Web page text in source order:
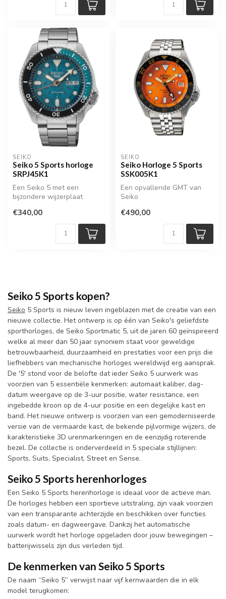
SEIKO
Seiko 5 Sports horloge
SRPJ45K1
Een Seiko 5 met een
bijzondere wijzerplaat
€340,00
SEIKO
Seiko Horloge 5 Sports
SSK005K1
Een opvallende GMT van
Seiko
€490,00
Seiko 5 Sports kopen?
Seiko 5 Sports is nieuw leven ingeblazen met de creatie van een
nieuwe collectie. Het ontwerp is op één van Seiko's geliefdste
sporthorloges, de Seiko Sportmatic 5, uit de jaren 60 geïnspireerd
welke al meer dan 50 jaar synoniem staat voor geweldige
betrouwbaarheid, duurzaamheid en prestaties voor een prijs die
liefhebbers van mechanische horloges wereldwijd erg aansprak.
De '5' stond voor de belofte dat ieder Seiko 5 uurwerk was
voorzien van 5 essentiële kenmerken: automaat kaliber, dag-
datum weergave op de 3-uur positie, water resistance, een
ingebedde kroon op de 4-uur positie en een degelijke kast en
band. Het nieuwe ontwerp is voorzien van een gemoderniseerde
versie van de vermaarde kast, de bekende pijlvormige wijzers, de
karakteristieke 3D urenmarkeringen en de eenzijdig roterende
bezel. De collectie is onderverdeeld in 5 speciale stijllijnen:
Sports, Suits, Specialist, Street en Sense.
Seiko 5 Sports herenhorloges
Een Seiko 5 Sports herenhorloge is ideaal voor de actieve man.
De horloges hebben een sportieve uitstraling, zijn vaak voorzien
van een transparante achterzijde en beschikken over functies
zoals datum- en dagweergave. Dankzij het automatische
uurwerk wordt het horloge opgeladen door jouw bewegingen –
batterijwissels zijn dus verleden tijd.
De kenmerken van Seiko 5 Sports
De naam “Seiko 5” verwijst naar vijf kernwaarden die in elk
model terugkomen: